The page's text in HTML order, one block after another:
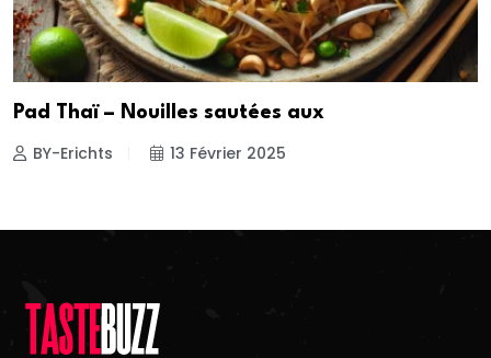
Pad Thaï – Nouilles sautées aux
BY-Erichts 13 Février 2025